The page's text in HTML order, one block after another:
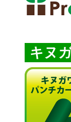
キヌ